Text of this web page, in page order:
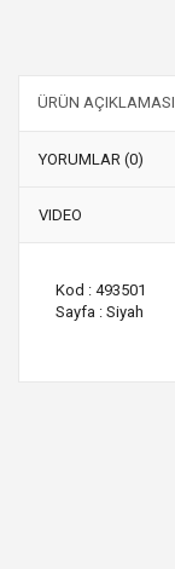
ÜRÜN AÇIKLAMASI
YORUMLAR (0)
VIDEO
Kod : 493501
Sayfa : Siyah